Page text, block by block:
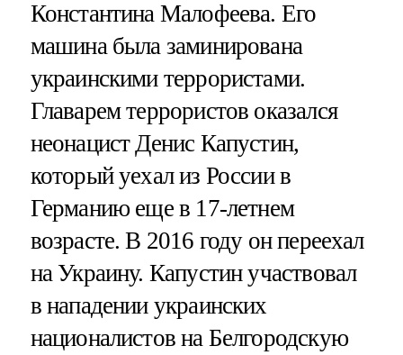
Константина Малофеева. Его
машина была заминирована
украинскими террористами.
Главарем террористов оказался
неонацист Денис Капустин,
который уехал из России в
Германию еще в 17-летнем
возрасте. В 2016 году он переехал
на Украину. Капустин участвовал
в нападении украинских
националистов на Белгородскую